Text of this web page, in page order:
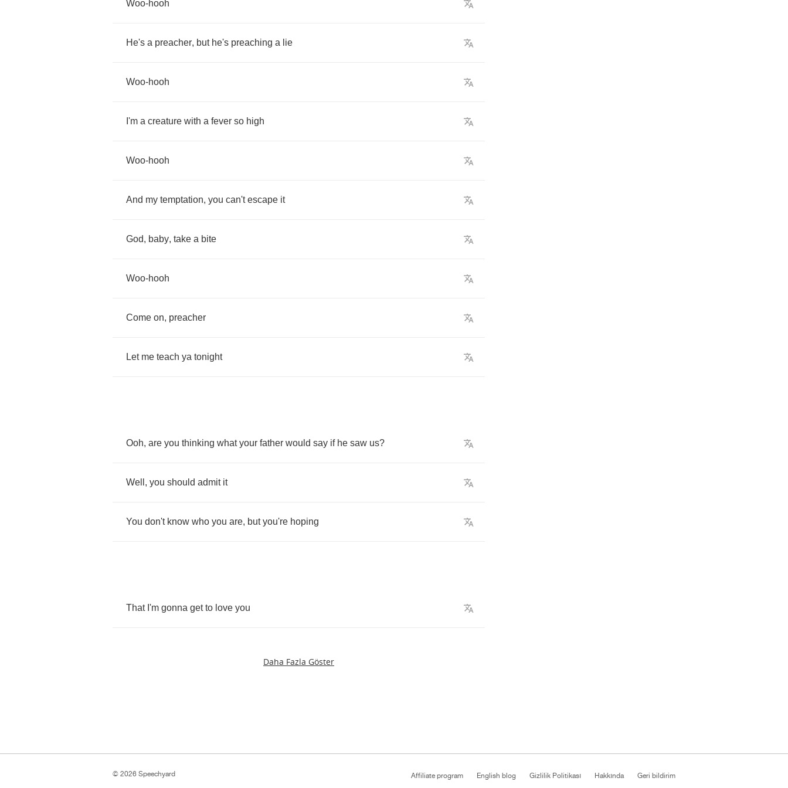
Woo-hooh
He's a preacher, but he's preaching a lie
Woo-hooh
I'm a creature with a fever so high
Woo-hooh
And my temptation, you can't escape it
God, baby, take a bite
Woo-hooh
Come on, preacher
Let me teach ya tonight
Ooh, are you thinking what your father would say if he saw us?
Well , you should admit it
You don't know who you are, but you're hoping
That I'm gonna get to love you
Daha Fazla Göster
Affiliate program English blog Gizlilik Politikası Hakkında Geri bildirim
© 2026 Speechyard